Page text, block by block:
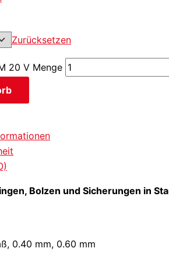
Zurücksetzen
20 V Menge
Bolzen und Sicherungen in
0.40 mm, 0.60 mm